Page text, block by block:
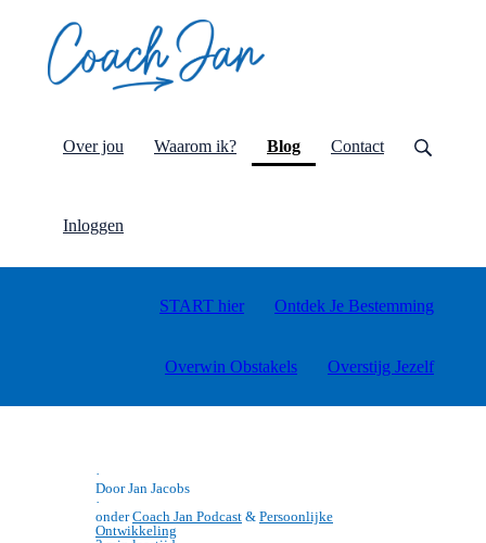
Over jou Waarom ik? Blog(current)
Contact
Inloggen
START hier Ontdek Je Bestemming
Overwin Obstakels Overstijg Jezelf
·
Door Jan Jacobs
·
onderCoach Jan Podcast & Persoonlijke
Ontwikkeling